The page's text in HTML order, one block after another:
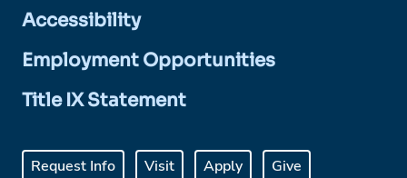
Accessibility
Employment Opportunities
Title IX Statement
Request Info Visit Apply Give